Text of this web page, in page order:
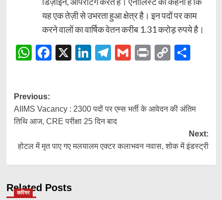
यह एक तेज़ी से उभरता हुआ क्षेत्र है। इन पदों पर काम
करने वालों का वार्षिक वेतन करीब 1.31 करोड़ रुपये है।
WhatsApp
Facebook
X LinkedIn
Telegram
Gmail
Print
Copy
Post
navigation
Previous:
AIIMS Vacancy : 2300 पदों पर एम्स भर्ती के आवेदन की अंतिम
तिथि आज, CRE परीक्षा 25 दिन बाद
Next:
होटल में मृत पाए गए मलयालम एक्टर कलाभवन नवास, शोक में इंडस्ट्री
Related Posts
करियर